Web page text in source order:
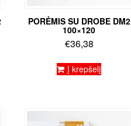
PORĖMIS SU DROBE DM2
100×120
€36,38
Į krepšelį